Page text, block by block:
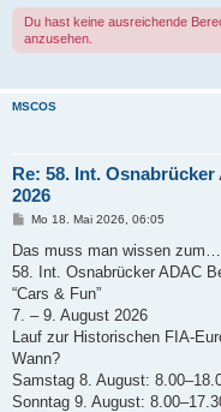
Du hast keine ausreichende
anzusehen.
MSCOS
Re: 58. Int.
2026
B
i
r
a
Mo 18. Mai 2026, 06:05
Das muss man wissen zum…
58. Int. Osnabrücker ADAC
“Cars & Fun”
7. – 9. August 2026
Lauf zur Historischen FIA-
Wann?
Samstag 8. August:
Sonntag 9. August: